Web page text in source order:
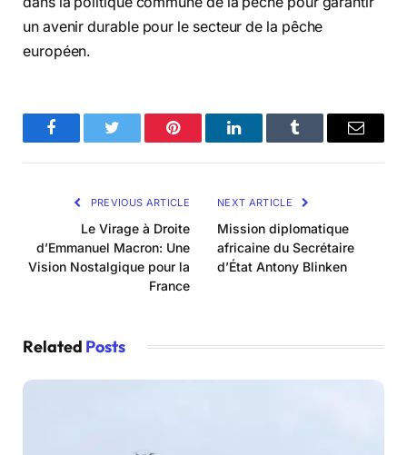
un avenir durable pour le secteur de la pêche
européen.
FacebookTwitter Pinterest LinkedInTumblr Email
PREVIOUS ARTICLE
Le Virage à Droite
d’Emmanuel Macron: Une
Vision Nostalgique pour la
France
NEXT ARTICLE
Mission diplomatique
africaine du Secrétaire
d’État Antony Blinken
Related Posts